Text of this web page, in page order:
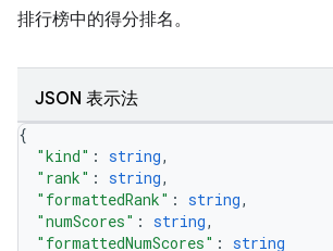
排行榜中的得分排名。
JSON 表示法
{
"kind" : string,
"rank" : string,
"formattedRank" : string,
"numScores" : string,
"formattedNumScores" : string